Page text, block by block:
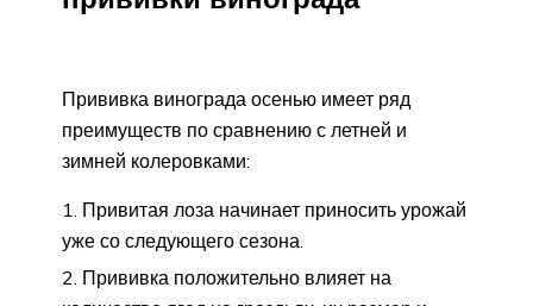
Прививка винограда осенью имеет ряд
преимуществ по сравнению с летней и
зимней колеровками:
Привитая лоза начинает приносить урожай
уже со следующего сезона.
Прививка положительно влияет на